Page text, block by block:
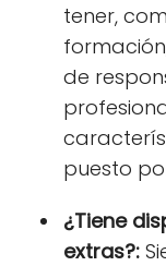
tener,
de
puesto
¿Tiene
extras?: